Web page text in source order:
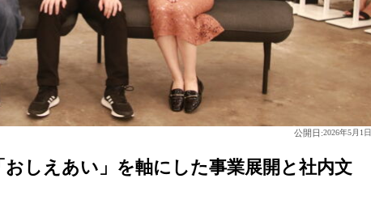
公開日:2026年5月1日
おしえあい」を軸にした事業展開と社内文